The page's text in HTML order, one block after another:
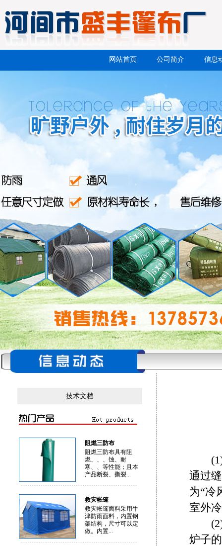
网站首页 公司简介 信息
技术文档
阻燃三防布
阻燃三防布具有阻
燃、、、蚀、耐
寒、、等性能；且本
产品断裂、撕裂...
救灾帐篷
救灾帐篷面料采用牛
津防雨面料，内置钢
架结构，尺寸可以定
做。内置...
(1)
通过
为“冷
室外
(2)
炉子